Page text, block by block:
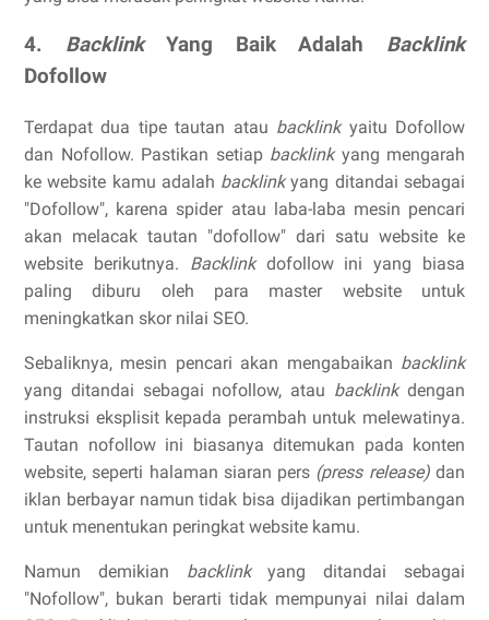
4. BacklinkYang Baik Adalah Backlink
Dofollow
Terdapat dua tipe tautan atau backlink yaitu Dofollow
dan Nofollow. Pastikan setiap backlinkyang mengarah
ke website kamu adalah backlinkyang ditandai sebagai
"Dofollow", karena spider atau laba-laba mesin pencari
akan melacak tautan "dofollow" dari satu website ke
website berikutnya. Backlink dofollow ini yang biasa
paling diburu oleh para master website untuk
meningkatkan skor nilai SEO.
Sebaliknya, mesin pencari akan mengabaikan backlink
yang ditandai sebagai nofollow, atau backlinkdengan
instruksi eksplisit kepada perambah untuk melewatinya.
Tautan nofollow ini biasanya ditemukan pada konten
website, seperti halaman siaran pers (press release)dan
iklan berbayar namun tidak bisa dijadikan pertimbangan
untuk menentukan peringkat website kamu.
Namun demikian backlinkyang ditandai sebagai
"Nofollow", bukan berarti tidak mempunyai nilai dalam